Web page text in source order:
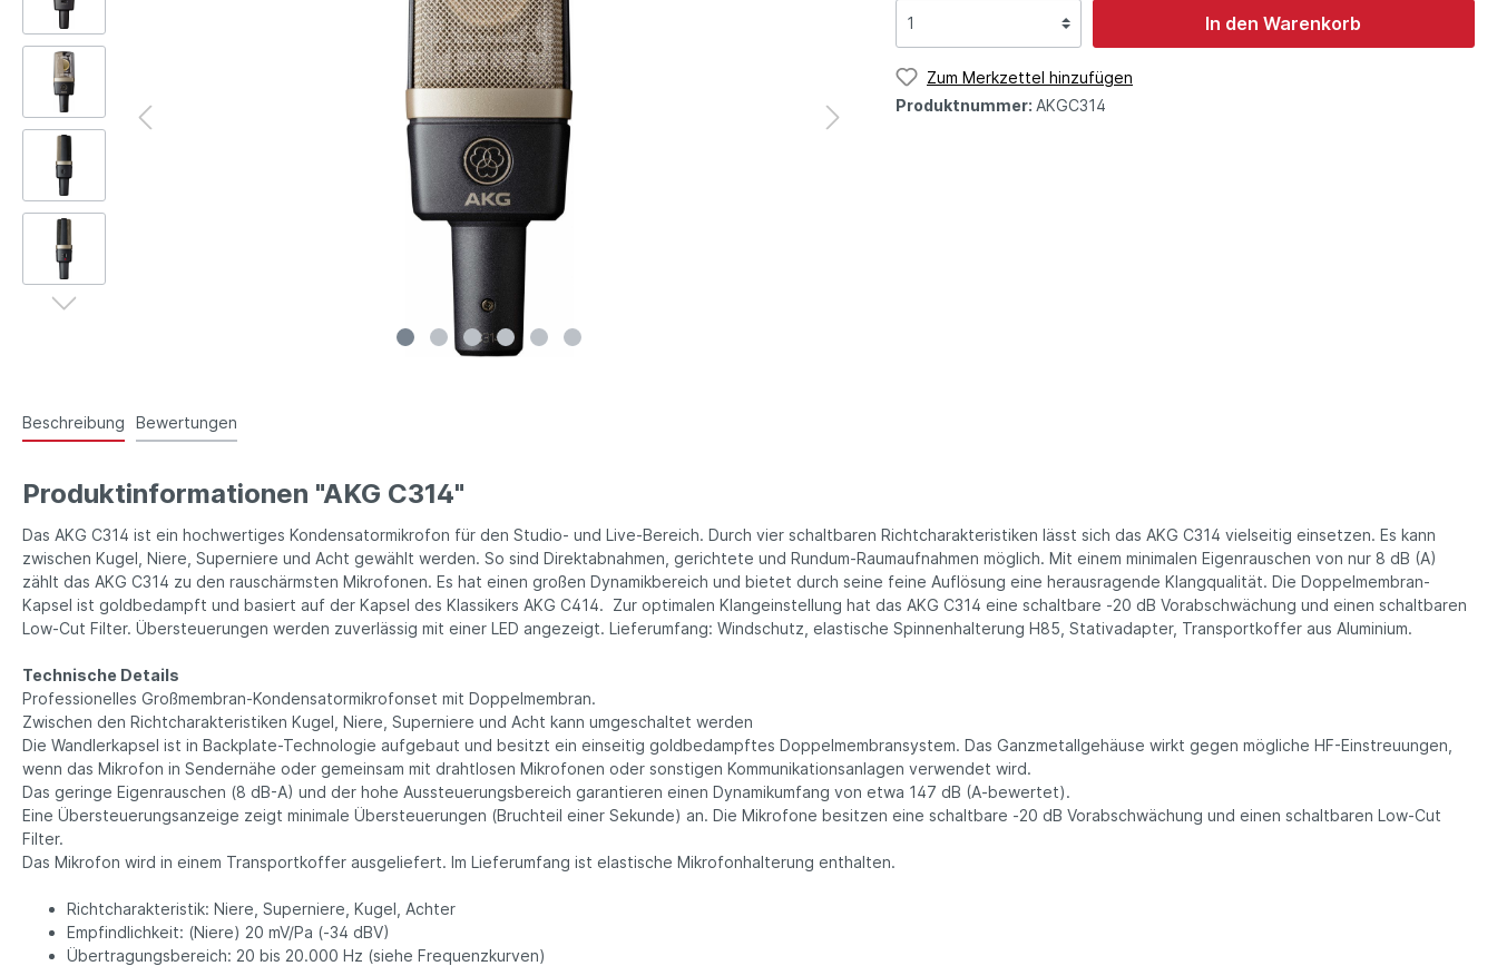
In den Warenkorb
Zum Merkzettel hinzufügen
Produktnummer: AKGC314
Beschreibung Bewertungen
Produktinformationen "AKG C314"
Das AKG C314 ist ein hochwer­tiges Kondensatormikrofon für den Studio- und Live-Bereich. Durch vier schaltbaren Richtcharakteristiken lässt sich das AKG C314 vielseitig einsetzen. Es kann
zwischen Kugel, Niere, Superniere und Acht gewählt werden. So sind Direktabnahmen, gerichtete und Rundum-Raumaufnahmen möglich. Mit einem minimalen Eigenrauschen von nur 8 dB (A)
zählt das AKG C314 zu den rauschärmsten Mikrofonen. Es hat einen großen Dynamikbereich und bietet durch seine feine Auflösung eine herausragende Klangqualität. Die Doppelmembran-
Kapsel ist goldbedampft und basiert auf der Kapsel des Klassikers AKG C414. Zur optimalen Klangeinstellung hat das AKG C314 eine schaltbare -20 dB Vorabschwächung und einen schaltbaren
Low-Cut Filter. Übersteuerungen werden zuverlässig mit einer LED angezeigt. Lieferumfang: Windschutz, elastische Spinnenhalterung H85, Stativadapter, Transportkoffer aus Aluminium.
Technische Details
Professionelles Großmembran-Kondensatormikrofonset mit Doppelmembran.
Zwischen den Richtcharakteristiken Kugel, Niere, Superniere und Acht kann umgeschaltet werden
Die Wandlerkapsel ist in Backplate-Technologie aufgebaut und besitzt ein einseitig goldbedampftes Doppelmembransystem. Das Ganzmetallgehäuse wirkt gegen mögliche HF-Einstreuungen,
wenn das Mikrofon in Sendernähe oder gemeinsam mit drahtlosen Mikrofonen oder sonstigen Kommunikationsanlagen verwendet wird.
Das geringe Eigenrauschen (8 dB-A) und der hohe Aussteuerungsbereich garantieren einen Dynamikumfang von etwa 147 dB (A-bewertet).
Eine Übersteuerungsanzeige zeigt minimale Übersteuerungen (Bruchteil einer Sekunde) an. Die Mikrofone besitzen eine schaltbare -20 dB Vorabschwächung und einen schaltbaren Low-Cut
Filter.
Das Mikrofon wird in einem Transportkoffer ausgeliefert. Im Lieferumfang ist elastische Mikrofonhalterung enthalten.
Richtcharakteristik: Niere, Superniere, Kugel, Achter
Empfindlichkeit: (Niere) 20 mV/Pa (-34 dBV)
Übertragungsbereich: 20 bis 20.000 Hz (siehe Frequenzkurven)